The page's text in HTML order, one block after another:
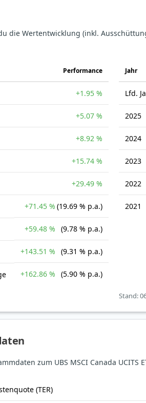
die Wertentwicklung (inkl.
Perfor­mance
+1.95 %
+5.07 %
+8.92 %
+15.74 %
+29.49 %
+71.45 % (19.69 % p.a.)
+59.48 % (9.78 % p.a.)
+143.51 % (9.31 % p.a.)
+162.86 % (5.90 % p.a.)
Jahr
Lfd.
2025
2024
2023
2022
2021
Stand:
zum UBS MSCI Canada UCITS
(TER)